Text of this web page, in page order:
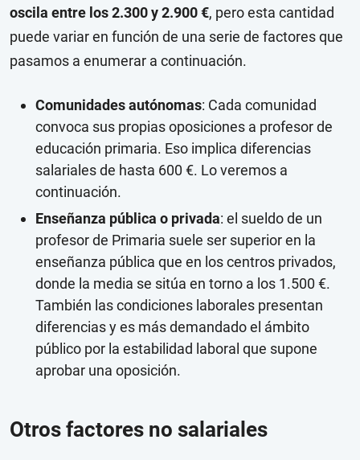
oscila entre los 2.300 y 2.900 €, pero esta cantidad
puede variar en función de una serie de factores que
pasamos a enumerar a continuación.
Comunidades autónomas: Cada comunidad
convoca sus propias oposiciones a profesor de
educación primaria. Eso implica diferencias
salariales de hasta 600 €. Lo veremos a
continuación.
Enseñanza pública o privada: el sueldo de un
profesor de Primaria suele ser superior en la
enseñanza pública que en los centros privados,
donde la media se sitúa en torno a los 1.500 €.
También las condiciones laborales presentan
diferencias y es más demandado el ámbito
público por la estabilidad laboral que supone
aprobar una oposición.
Otros factores no salariales